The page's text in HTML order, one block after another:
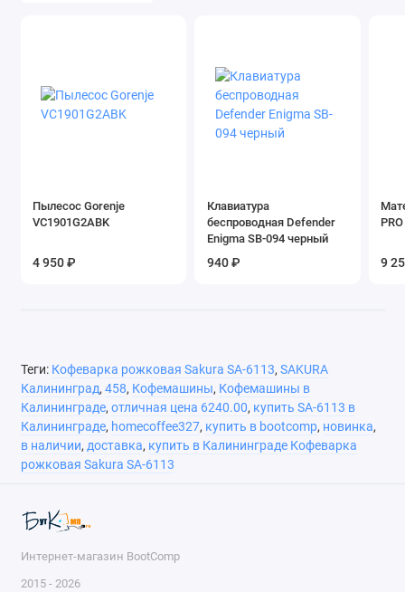
Пылесос Gorenje
VC1901G2ABK
4 950 ₽
Клавиатура
беспроводная Defender
Enigma SB-094 черный
940 ₽ 9
Теги: Кофеварка рожковая Sakura SA-6113, SAKURA
Калининград, 458, Кофемашины, Кофемашины в
Калининграде, отличная цена 6240.00, купить SA-6113 в
Калининграде, homecoffee327, купить в bootcomp, новинка,
в наличии, доставка, купить в Калининграде Кофеварка
рожковая Sakura SA-6113
Интернет-магазин BootComp
2015 - 2026